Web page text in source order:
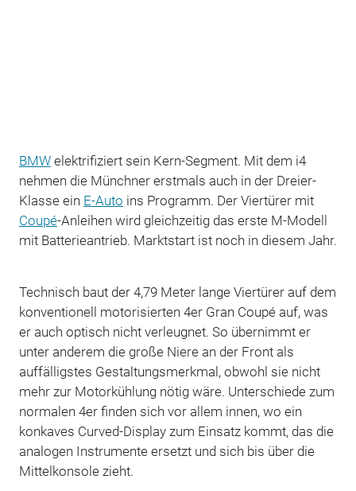
BMWelektrifiziert sein Kern-Segment. Mit dem i4
nehmen die Münchner erstmals auch in der Dreier-
Klasse ein E-Auto ins Programm. Der Viertürer mit
Coupé-Anleihen wird gleichzeitig das erste M-Modell
mit Batterieantrieb. Marktstart ist noch in diesem Jahr.
Technisch baut der 4,79 Meter lange Viertürer auf dem
konventionell motorisierten 4er Gran Coupé auf, was
er auch optisch nicht verleugnet. So übernimmt er
unter anderem die große Niere an der Front als
auffälligstes Gestaltungsmerkmal, obwohl sie nicht
mehr zur Motorkühlung nötig wäre. Unterschiede zum
normalen 4er finden sich vor allem innen, wo ein
konkaves Curved-Display zum Einsatz kommt, das die
analogen Instrumente ersetzt und sich bis über die
Mittelkonsole zieht.